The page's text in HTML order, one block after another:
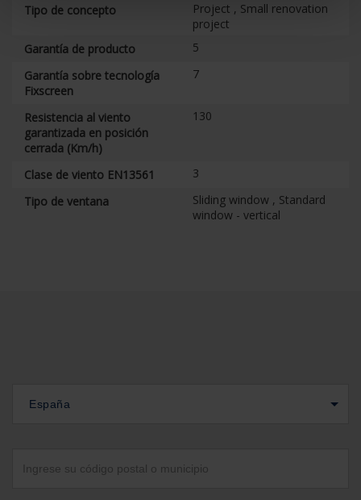
Tipo de concepto
Project , Small renovation
project
Garantía de producto
5
Garantía sobre tecnología
Fixscreen
7
Resistencia al viento
garantizada en posición
cerrada (Km/h)
130
Clase de viento EN13561
3
Tipo de ventana
Sliding window , Standard
window - vertical
España